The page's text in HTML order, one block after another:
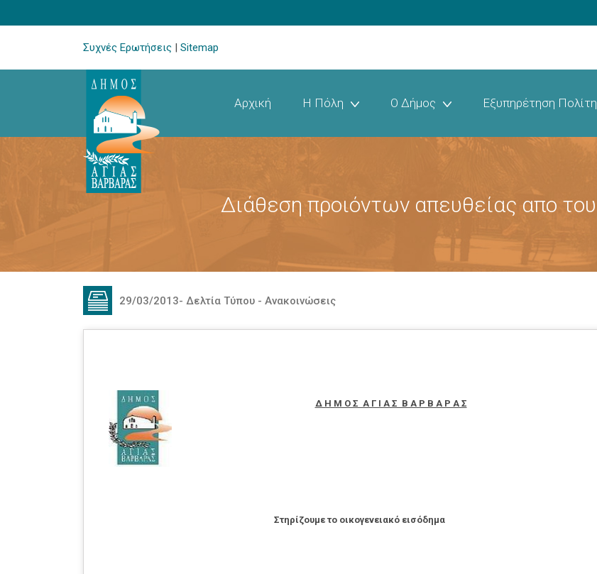
Συχνές Ερωτήσεις | Sitemap
Αρχική Η Πόλη Ο Δήμος Εξυπηρέτηση Πολίτη
Διάθεση προιόντων απευθείας απο
29/03/2013- Δελτία Τύπου - Ανακοινώσεις
Δ Η Μ Ο Σ Α Γ Ι Α Σ Β Α Ρ Β Α Ρ Α Σ
Στηρίζουμε το οικογενειακό εισόδημα